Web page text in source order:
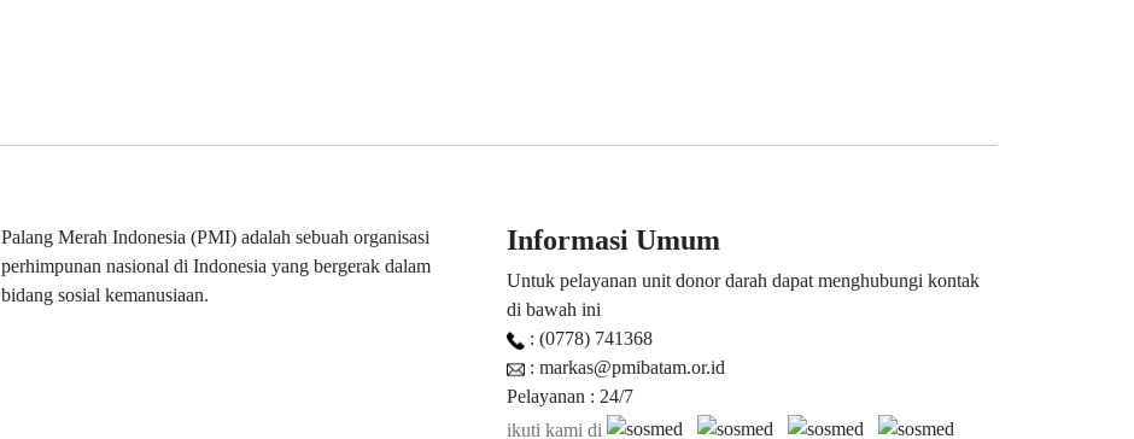
Palang Merah Indonesia (PMI) adalah sebuah organisasi
perhimpunan nasional di Indonesia yang bergerak dalam
bidang sosial kemanusiaan.
Informasi Umum
Untuk pelayanan unit donor darah dapat menghubungi kontak
di bawah ini
: (0778) 741368
: markas@pmibatam.or.id
Pelayanan : 24/7
ikuti kami di